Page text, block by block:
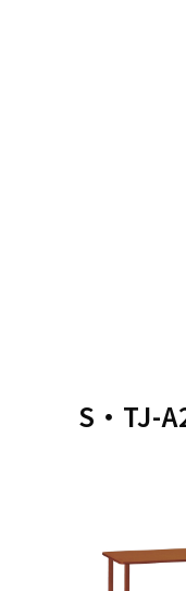
S・TJ-